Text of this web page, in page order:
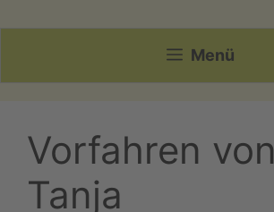
Menü
Vorfahren von
Tanja